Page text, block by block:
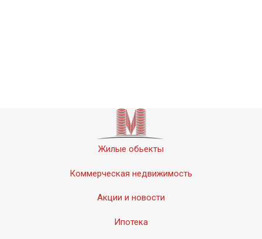
Жилые обьекты
Коммерческая недвижимость
Акции и новости
Ипотека